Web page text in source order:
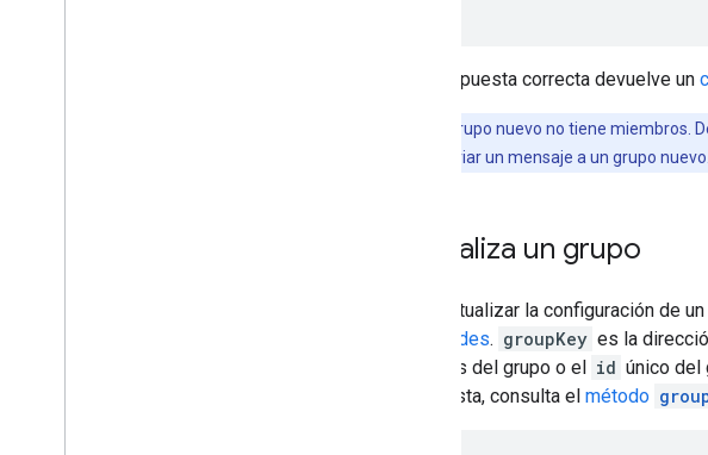
Una respuesta correcta devuelve un
Un grupo nuevo no tiene miembros.
miembro o enviar un mensaje a un grupo nuevo.
Actualiza un grupo
Para actualizar la configuración de
solicitudes. groupKey es la
del alias del grupo o el id único del
respuesta, consulta el método